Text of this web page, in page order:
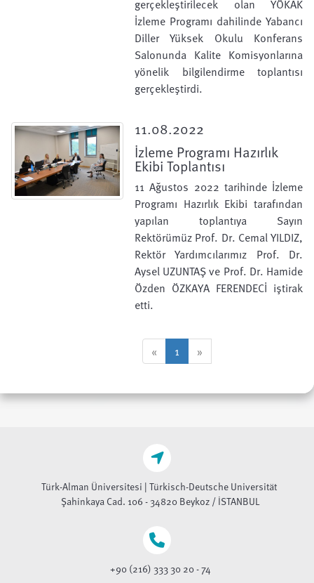
gerçekleştirilecek olan YÖKAK
İzleme Programı dahilinde Yabancı
Diller Yüksek Okulu Konferans
Salonunda Kalite Komisyonlarına
yönelik bilgilendirme toplantısı
gerçekleştirdi.
11.08.2022
İzleme Programı Hazırlık
Ekibi Toplantısı
11 Ağustos 2022 tarihinde İzleme
Programı Hazırlık Ekibi tarafından
yapılan toplantıya Sayın
Rektörümüz Prof. Dr. Cemal YILDIZ,
Rektör Yardımcılarımız Prof. Dr.
Aysel UZUNTAŞ ve Prof. Dr. Hamide
Özden ÖZKAYA FERENDECİ iştirak
etti.
« 1 »
Türk-Alman Üniversitesi | Türkisch-Deutsche Universität
Şahinkaya Cad. 106 - 34820 Beykoz / İSTANBUL
+90 (216) 333 30 20 - 74